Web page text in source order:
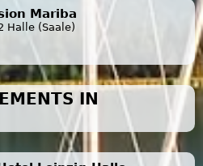
Mariba
Halle (Saale)
IN